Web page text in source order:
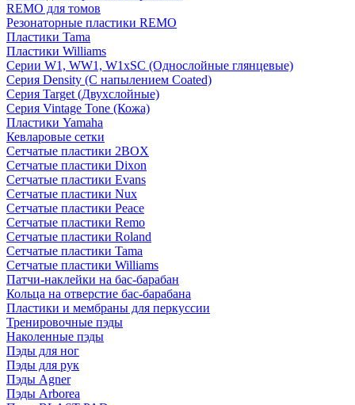
REMO для томов
Резонаторные пластики REMO
Пластики Tama
Пластики Williams
Серии W1, WW1, W1xSC (Однослойные глянцевые)
Серия Density (C напылением Coated)
Серия Target (Двухслойные)
Серия Vintage Tone (Кожа)
Пластики Yamaha
Кевларовые сетки
Сетчатые пластики 2BOX
Сетчатые пластики Dixon
Сетчатые пластики Evans
Сетчатые пластики Nux
Сетчатые пластики Peace
Сетчатые пластики Remo
Сетчатые пластики Roland
Сетчатые пластики Tama
Сетчатые пластики Williams
Патчи-наклейки на бас-барабан
Кольца на отверстие бас-барабана
Пластики и мембраны для перкуссии
Тренировочные пэды
Наколенные пэды
Пэды для ног
Пэды для рук
Пэды Agner
Пэды Arborea